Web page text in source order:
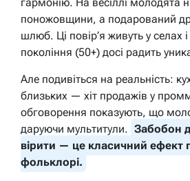
поножовщини, а подарований
шлюб. Ці повір’я живуть у селах
покоління (50+) досі радить
Але подивіться на реальність:
близьких — хіт продажів у
обговорення показують, що
даруючи мультитули. Забобон
вірити — це класичний ефект
фольклорі.